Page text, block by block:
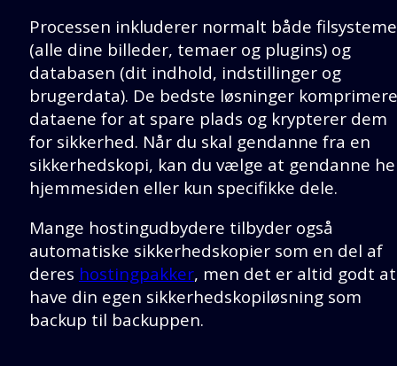
Processen inkluderer normalt både
(alle dine billeder, temaer og plugins) og
databasen (dit indhold, indstillinger og
brugerdata). De bedste løsninger
dataene for at spare plads og krypterer dem
for sikkerhed. Når du skal gendanne fra en
sikkerhedskopi, kan du vælge at gendanne
hjemmesiden eller kun specifikke dele.
Mange hostingudbydere tilbyder også
automatiske sikkerhedskopier som en del af
deres hostingpakker, men det er altid godt at
have din egen sikkerhedskopiløsning som
backup til backuppen.